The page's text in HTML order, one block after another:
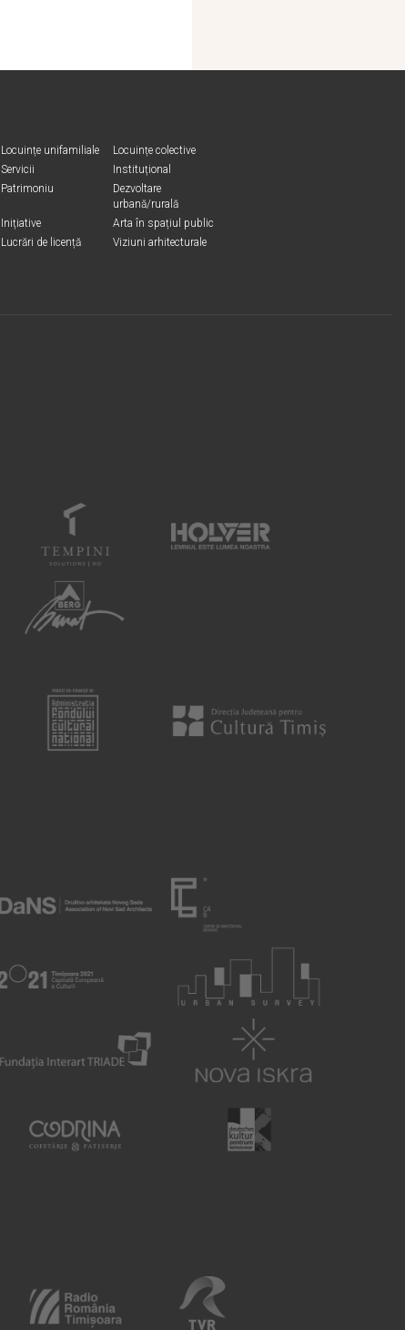
Locuințe unifamiliale
Locuințe colective
Servicii
Instituțional
Patrimoniu
Dezvoltare
urbană/rurală
Inițiative
Arta în spațiul public
Lucrări de licență
Viziuni arhitecturale